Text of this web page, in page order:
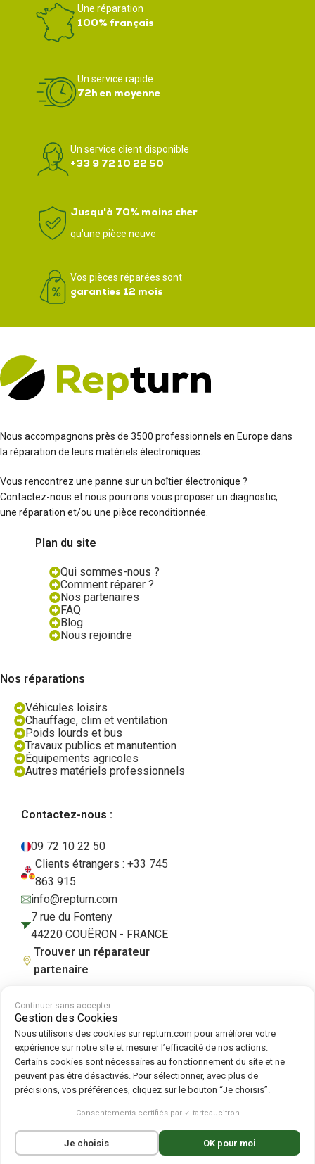
Une réparation
100% français
Un service rapide
72h en moyenne
Un service client disponible
+33 9 72 10 22 50
Jusqu'à 70% moins cher
qu'une pièce neuve
Vos pièces réparées sont
garanties 12 mois
Nous accompagnons près de 3500 professionnels en Europe dans
la réparation de leurs matériels électroniques.
Vous rencontrez une panne sur un boîtier électronique ?
Contactez-nous et nous pourrons vous proposer un diagnostic,
une réparation et/ou une pièce reconditionnée.
Plan du site
Qui sommes-nous ?
Comment réparer ?
Nos partenaires
FAQ
Blog
Nous rejoindre
Nos réparations
Véhicules loisirs
Chauffage, clim et ventilation
Poids lourds et bus
Travaux publics et manutention
Équipements agricoles
Autres matériels professionnels
Contactez-nous :
09 72 10 22 50
Clients étrangers : +33 745
863 915
info@repturn.com
7 rue du Fonteny
44220 COUËRON - FRANCE
Trouver un réparateur
partenaire
CGV| Mentions légales Politique de confidentialité |Cookies
de cookies
Suivez-nous sur :
Repturn 2026
Continuer sans accepter
Gestion des Cookies
Nous utilisons des cookies sur repturn.com pour améliorer votre
expérience sur notre site et mesurer l’efficacité de nos actions.
Certains cookies sont nécessaires au fonctionnement du site et ne
peuvent pas être désactivés. Pour sélectionner, avec plus de
précisions, vos préférences, cliquez sur le bouton “Je choisis”.
Consentements certifiés par ✓ tarteaucitron
Je choisis OK pour moi
Français English(Anglais
Español(Espagnol)